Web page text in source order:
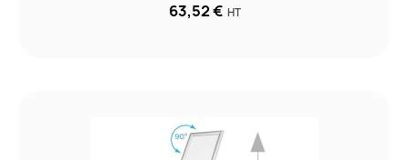
63,52 € HT